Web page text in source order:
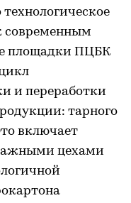
современным
площадки ПЦБК
и переработки
тарного
включает
цехами